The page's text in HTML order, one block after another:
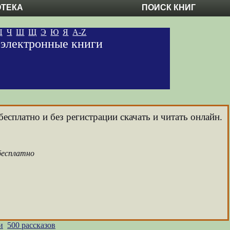
ПОИСК КНИГ
Ч Ш Щ Э Ю Я A-Z
книги
и без регистрации скачать и читать онлайн.
500 рассказов